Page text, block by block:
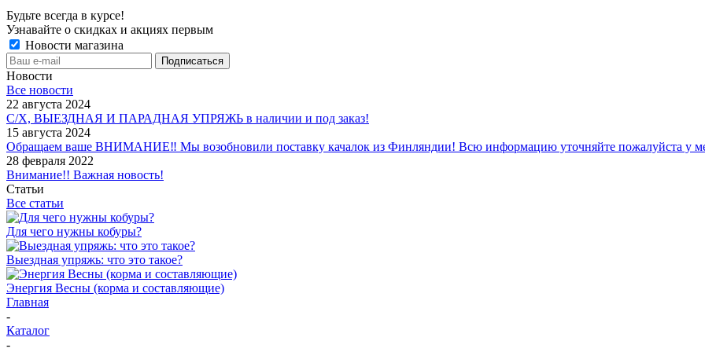
Будьте всегда в курсе!
Узнавайте о скидках и акциях первым
Новости магазина
Новости
Все новости
22 августа 2024
С/Х, ВЫЕЗДНАЯ И ПАРАДНАЯ УПРЯЖЬ в наличии и под заказ!
15 августа 2024
Обращаем ваше ВНИМАНИЕ‼ Мы возобновили поставку качалок из Финляндии! Всю информацию уточняйте пожалуйста у
28 февраля 2022
Внимание!! Важная новость!
Статьи
Все статьи
Для чего нужны кобуры?
Выездная упряжь: что это такое?
Энергия Весны (корма и составляющие)
Главная
-
Каталог
-